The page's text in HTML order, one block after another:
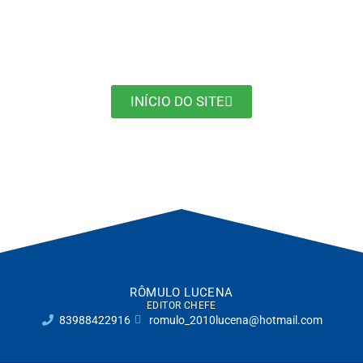
INÍCIO DO SITE
RÔMULO LUCENA
EDITOR CHEFE
83988422916 romulo_2010lucena@hotmail.com